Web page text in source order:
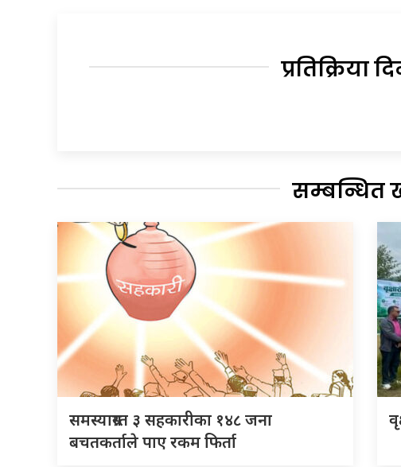
प्रतिक्रिया
सम्बन्धित
समस्याग्रस्त ३ सहकारीका १४८ जना
बचतकर्ताले पाए रकम फिर्ता